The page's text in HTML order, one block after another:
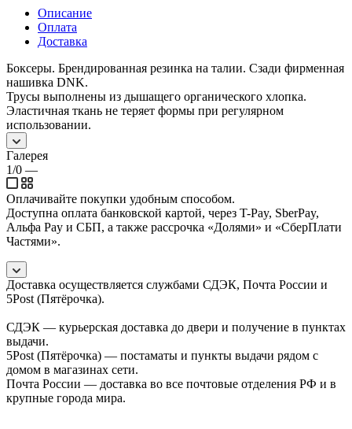
Описание
Оплата
Доставка
Боксеры. Брендированная резинка на талии. Сзади фирменная
нашивка DNK.
Трусы выполнены из дышащего органического хлопка.
Эластичная ткань не теряет формы при регулярном
использовании.
Галерея
1/0 —
Оплачивайте покупки удобным способом.
Доступна оплата банковской картой, через T-Pay, SberPay,
Альфа Pay и СБП, а также рассрочка «Долями» и «СберПлати
Частями».
Доставка осуществляется службами СДЭК, Почта России и
5Post (Пятёрочка).
СДЭК — курьерская доставка до двери и получение в пунктах
выдачи.
5Post (Пятёрочка) — постаматы и пункты выдачи рядом с
домом в магазинах сети.
Почта России — доставка во все почтовые отделения РФ и в
крупные города мира.